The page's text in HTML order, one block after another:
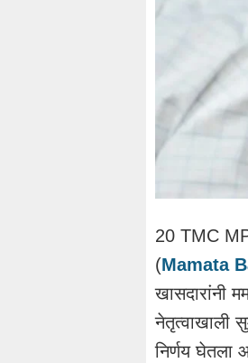
20 TMC
(Mamata
खासदारांनी
नेतृत्वाखाली
निर्णय घेतला